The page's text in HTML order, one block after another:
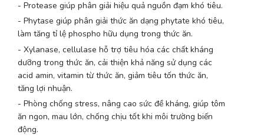
- Protease giúp phân giải hiệu quả nguồn đạm khó tiêu.
- Phytase giúp phân giải thức ăn dạng phytate khó tiêu,
làm tăng tỉ lệ phospho hữu dụng trong thức ăn.
- Xylanase, cellulase hỗ trợ tiêu hóa các chất kháng
dưỡng trong thức ăn, cải thiện khả năng sử dụng các
acid amin, vitamin từ thức ăn, giảm tiêu tốn thức ăn,
tăng lợi nhuận.
- Phòng chống stress, nâng cao sức đề kháng, giúp tôm
ăn ngon, mau lớn, chống chịu tốt khi môi trường biến
động.